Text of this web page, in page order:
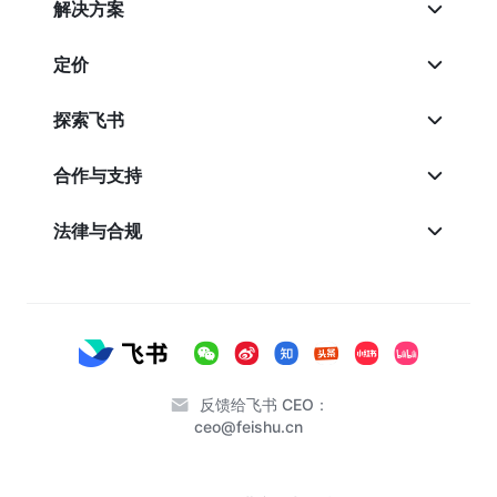
解决方案
定价
探索飞书
合作与支持
法律与合规
反馈给飞书 CEO：
ceo@feishu.cn